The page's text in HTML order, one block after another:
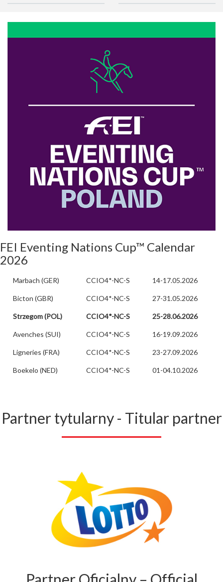
FEI Eventing Nations Cup™ Calendar
2026
Marbach (GER) CCIO4*-NC-S 14-17.05.2026
Bicton (GBR) CCIO4*-NC-S 27-31.05.2026
Strzegom (POL) CCIO4*-NC-S 25-28.06.2026
Avenches (SUI) CCIO4*-NC-S 16-19.09.2026
Ligneries (FRA) CCIO4*-NC-S 23-27.09.2026
Boekelo (NED) CCIO4*-NC-S 01-04.10.2026
Partner tytularny - Titular partner